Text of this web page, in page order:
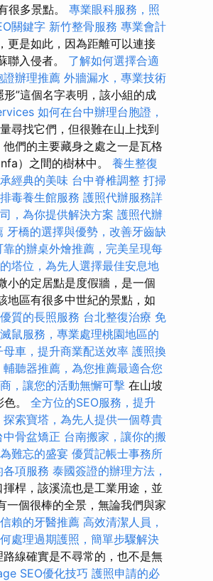
很多景點。 專業眼科服務，照
關鍵字 新竹整骨服務 專業會計
更是如此，因為距離可以連接
聯入侵者。 了解如何選擇合適
證辦理推薦 外牆漏水，專業技術
形”這個名字表明，該小組的成
如何在台中辦理台胞證，
尋找它們，但很難在山上找到
他們的主要藏身之處之一是瓦格
）之間的樹林中。 養生整復
經典的美味 台中脊椎調整 打掃
毒養生館服務 護照代辦服務詳
，為你提供解決方案 護照代辦
牙橋的選擇與優勢，改善牙齒缺
靠的辦桌外燴推薦，完美呈現每
塔位，為先人選擇最佳安息地
小的定居點是度假牆，是一個
地區有很多中世紀的景點，如
質的長照服務 台北整復治療 免
鼠服務，專業處理桃園地區的
母車，提升商業配送效率 護照換
輔聽器推薦，為您推薦最適合您
，讓您的活動無懈可擊 在山坡
。 全方位的SEO服務，提升
探索寶塔，為先人提供一個尊貴
中骨盆矯正 台南搬家，讓你的搬
難忘的盛宴 優質記帳士事務所
各項服務 泰國簽證的辦理方法，
揮桿，該溪流也是工業用途，並
個很棒的全景，無論我們與家
賴的牙醫推薦 高效清潔人員，
處理過期護照，簡單步驟解決
路線確實是不尋常的，也不是無
SEO優化技巧 護照申請的必